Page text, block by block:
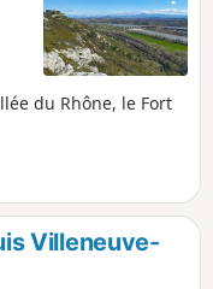
du Rhône, le Fort
Villeneuve-